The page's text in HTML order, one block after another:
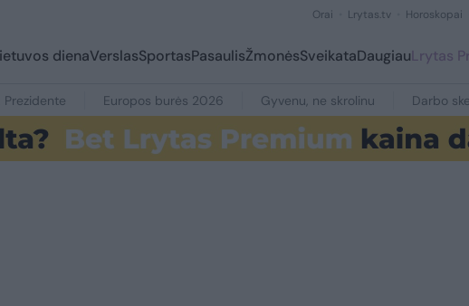
Orai Lrytas.tv Horoskopai
dienaVerslasSportasPasaulisŽmonėsSveikataDaugiauLrytas
Prezidente Europos burės 2026 Gyvenu, ne skrolinu Darbo